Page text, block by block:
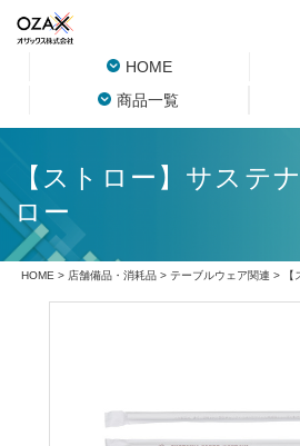
HOME
商品一覧
【ストロー】サステ
ロー
HOME > 店舗備品・消耗品> テーブルウェア関連 > 【